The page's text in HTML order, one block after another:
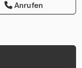
Anrufen